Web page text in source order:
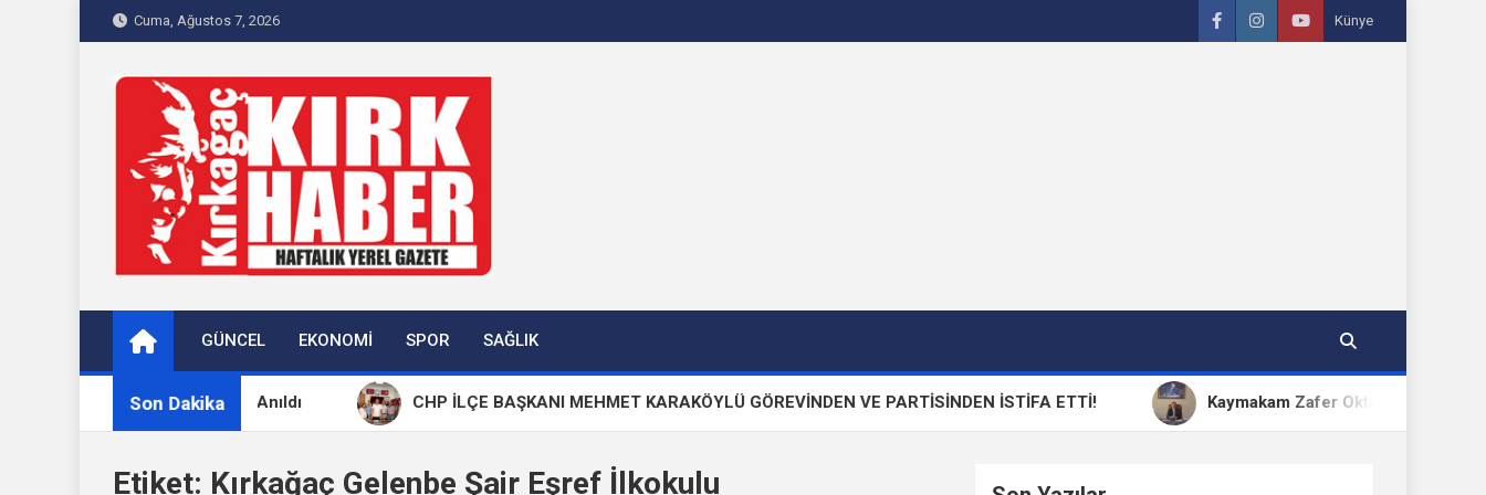
to
Cuma, Ağustos 7, 2026 Künye
Kırkağaç 40Haber
GÜNCEL EKONOMI SPOR SAĞLIK
Son Dakika
Yaşar Cinbaş Dualarla Anıldı CHP İLÇE BAŞKANI MEHMET KARAKÖYLÜ GÖREVİNDEN VE PARTİSİNDEN İSTİFA ETTİ! Kaymakam Zafer Oktay: “15 Temmuz,
Etiket: Kırkağaç Gelenbe Şair Eşref İlkokulu